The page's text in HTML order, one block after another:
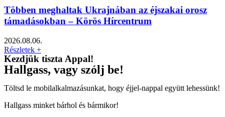
Többen meghaltak Ukrajnában az éjszakai orosz
támadásokban – Körös Hírcentrum
2026.08.06.
Részletek +
Kezdjük tiszta Appal!
Hallgass, vagy szólj be!
Töltsd le mobilalkalmazásunkat, hogy éjjel-nappal együtt lehessünk!
Hallgass minket bárhol és bármikor!